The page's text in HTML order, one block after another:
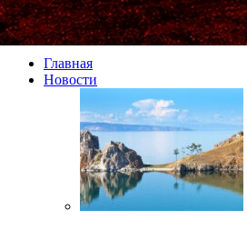
Главная
Новости